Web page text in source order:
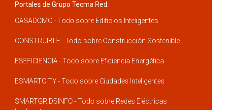
Portales de Grupo Tecma Red:
CASADOMO - Todo sobre Edificios Inteligentes
CONSTRUIBLE - Todo sobre Construcción Sostenible
ESEFICIENCIA - Todo sobre Eficiencia Energética
ESMARTCITY - Todo sobre Ciudades Inteligentes
SMARTGRIDSINFO - Todo sobre Redes Eléctricas